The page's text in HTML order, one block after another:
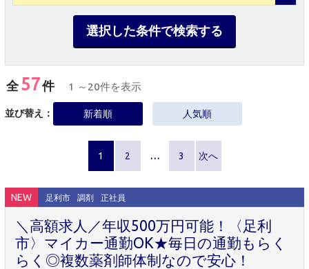
選択した条件で検索する
全57件 1 ～20件を表示
並び替え： 新着順 人気順
1 2 … 3 次へ
NEW 足利市 調剤 正社員
＼高額求人／年収500万円可能！〈足利
市〉マイカー通勤OK★毎日の通勤もらく
らく◎複数薬剤師体制なので安心！